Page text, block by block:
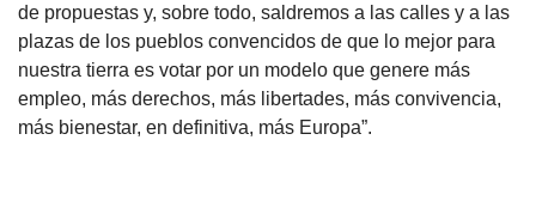
de propuestas y, sobre todo, saldremos a las calles y a las
plazas de los pueblos convencidos de que lo mejor para
nuestra tierra es votar por un modelo que genere más
empleo, más derechos, más libertades, más convivencia,
más bienestar, en definitiva, más Europa”.